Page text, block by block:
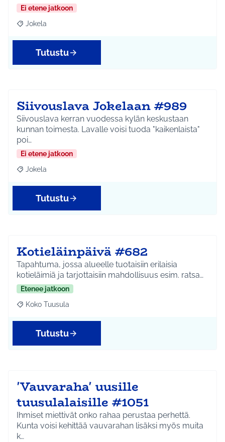
Ei etene jatkoon
Rajaa tulokset aihepiirin mukaan: Jokela
Jokela
Tutustu
Siivouslava Jokelaan #989
Siivouslava kerran vuodessa kylän keskustaan
kunnan toimesta. Lavalle voisi tuoda "kaikenlaista"
poi…
Ei etene jatkoon
Rajaa tulokset aihepiirin mukaan: Jokela
Jokela
Tutustu
Kotieläinpäivä #682
Tapahtuma, jossa alueelle tuotaisiin erilaisia
kotieläimiä ja tarjottaisiin mahdollisuus esim. ratsa…
Etenee jatkoon
Rajaa tulokset aihepiirin mukaan: Koko Tuusula
Koko Tuusula
Tutustu
'Vauvaraha' uusille
tuusulalaisille #1051
Ihmiset miettivät onko rahaa perustaa perhettä.
Kunta voisi kehittää vauvarahan lisäksi myös muita
k…